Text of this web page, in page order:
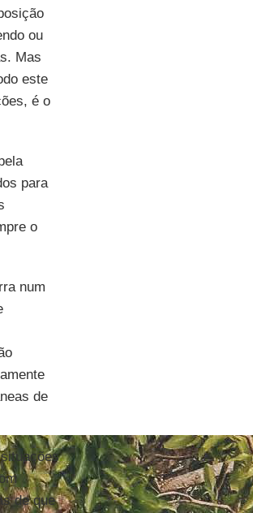
ou
Mas
este
é o
para
o
num
de
de que